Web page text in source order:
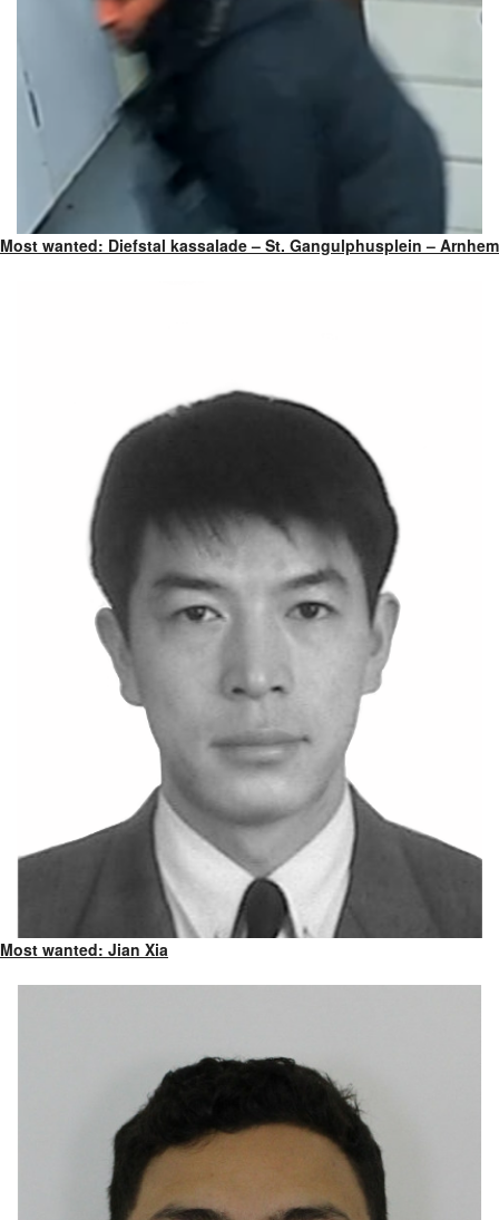
Most wanted: Diefstal kassalade – St. Gangulphusplein – Arnhem
Most wanted: Jian Xia